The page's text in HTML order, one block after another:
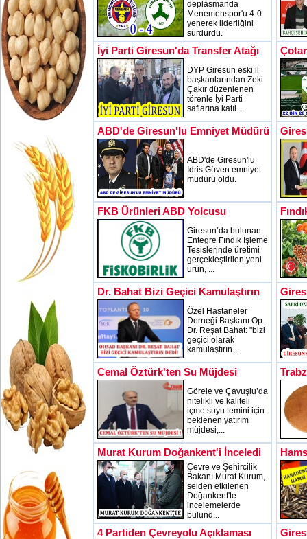
deplasmanda
Menemenspor'u 4-0
yenerek liderliğini
sürdürdü.
İyi Parti Giresun'da Transfer Atağı
DYP Giresun eski il
başkanlarından Zeki
Çakır düzenlenen
törenle İyi Parti
saflarına katıl...
ABD'de Giresun'lu Emniyet Müdürü
ABD'de Giresun'lu
İdris Güven emniyet
müdürü oldu.
FKB Ürünleri ABD Yolcusu
Giresun’da bulunan
Entegre Fındık İşleme
Tesislerinde üretimi
gerçekleştirilen yeni
ürün, ...
Dr. Bahat Bizi Geçici Kamulaştırın
Özel Hastaneler
Derneği Başkanı Op.
Dr. Reşat Bahat: "bizi
geçici olarak
kamulaştırın...
Cemal Öztürk'ten Su Müjdesi
Görele ve Çavuşlu’da
nitelikli ve kaliteli
içme suyu temini için
beklenen yatırım
müjdesi,...
Murat Kurum Doğankent'i İnceledi
Çevre ve Şehircilik
Bakanı Murat Kurum,
selden etkilenen
Doğankent'te
incelemelerde
bulund...
4 Partiden Çevreyolu Açıklaması